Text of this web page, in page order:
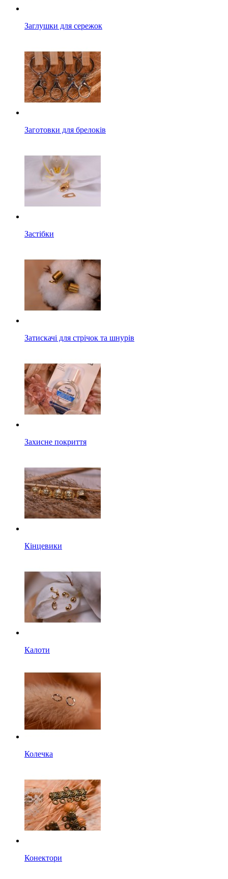
Заглушки для сережок
Заготовки для брелоків
Застібки
Затискачі для стрічок та шнурів
Захисне покриття
Кінцевики
Калоти
Колечка
Конектори